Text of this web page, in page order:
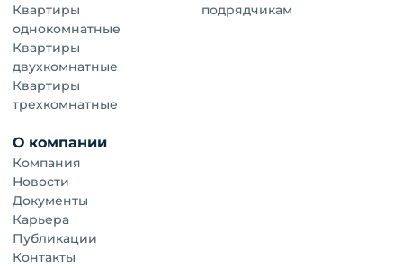
Квартиры
однокомнатные
Квартиры
двухкомнатные
Квартиры
трехкомнатные
подрядчикам
О компании
Компания
Новости
Документы
Карьера
Публикации
Контакты